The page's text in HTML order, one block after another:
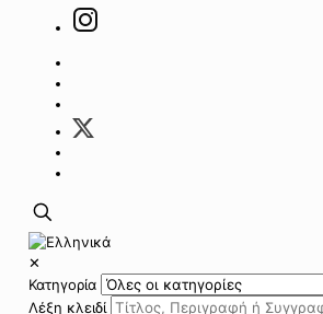
✕
Κατηγορία
Λέξη κλειδί